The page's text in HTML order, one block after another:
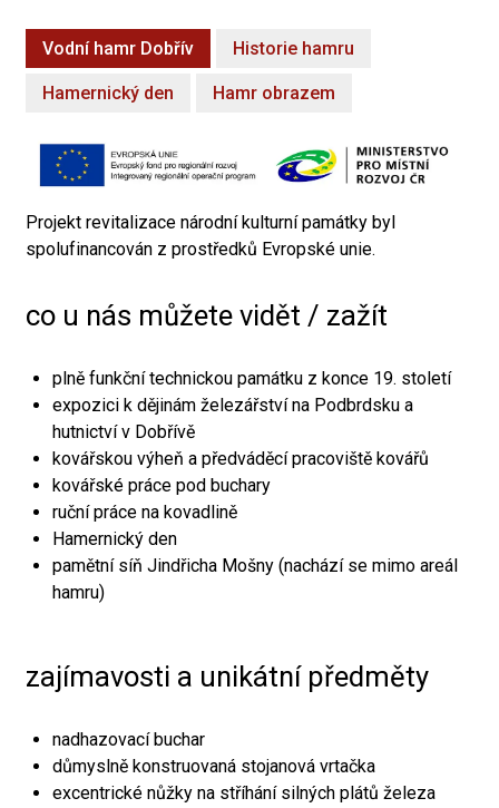
Vodní hamr Dobřív Historie hamru
Hamernický den Hamr obrazem
Projekt revitalizace národní kulturní památky byl
spolufinancován z prostředků Evropské unie.
co u nás můžete vidět / zažít
plně funkční technickou památku z konce 19. století
expozici k dějinám železářství na Podbrdsku a
hutnictví v Dobřívě
kovářskou výheň a předváděcí pracoviště kovářů
kovářské práce pod buchary
ruční práce na kovadlině
Hamernický den
pamětní síň Jindřicha Mošny (nachází se mimo areál
hamru)
zajímavosti a unikátní předměty
nadhazovací buchar
důmyslně konstruovaná stojanová vrtačka
excentrické nůžky na stříhání silných plátů železa